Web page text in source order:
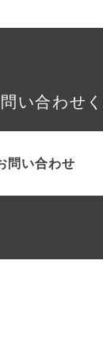
い合わせ
問い合わせ